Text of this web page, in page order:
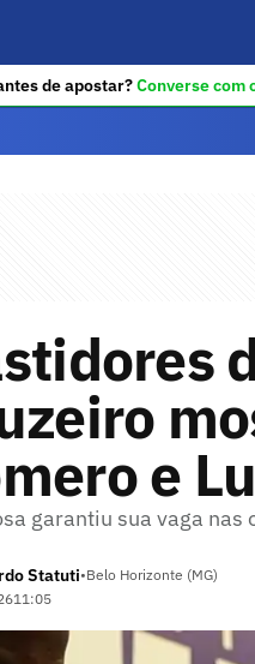
de apostar?Converse com
e
garantiu sua vaga
Statuti•Belo Horizonte (MG)
11:05